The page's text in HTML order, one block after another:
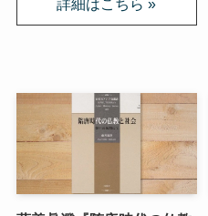
スリランカ、ネパール、
日本仏教とその歴史
親鸞とドストエフスキー・